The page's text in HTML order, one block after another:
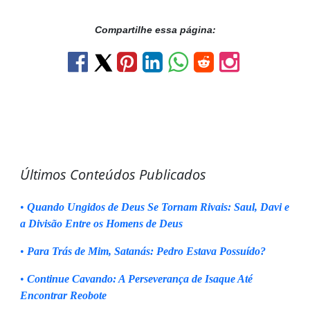
Compartilhe essa página:
Últimos Conteúdos Publicados
• Quando Ungidos de Deus Se Tornam Rivais: Saul, Davi e
a Divisão Entre os Homens de Deus
• Para Trás de Mim, Satanás: Pedro Estava Possuído?
• Continue Cavando: A Perseverança de Isaque Até
Encontrar Reobote